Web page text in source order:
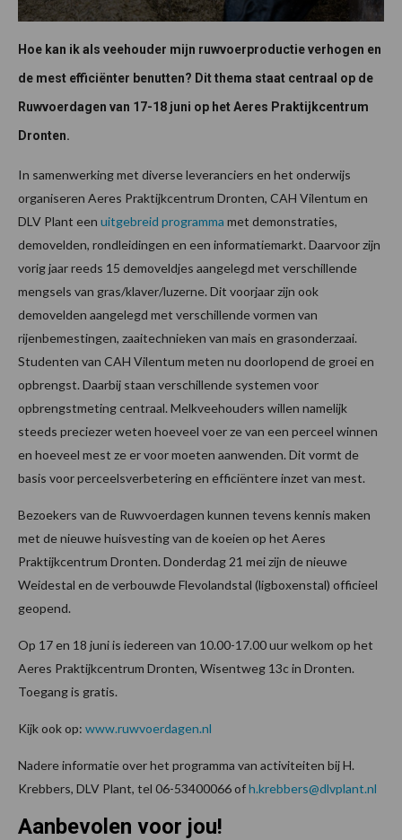
Hoe kan ik als veehouder mijn ruwvoerproductie verhogen en
de mest efficiënter benutten? Dit thema staat centraal op de
Ruwvoerdagen van 17-18 juni op het Aeres Praktijkcentrum
Dronten.
In samenwerking met diverse leveranciers en het onderwijs
organiseren Aeres Praktijkcentrum Dronten, CAH Vilentum en
DLV Plant een uitgebreid programma met demonstraties,
demovelden, rondleidingen en een informatiemarkt. Daarvoor zijn
vorig jaar reeds 15 demoveldjes aangelegd met verschillende
mengsels van gras/klaver/luzerne. Dit voorjaar zijn ook
demovelden aangelegd met verschillende vormen van
rijenbemestingen, zaaitechnieken van mais en grasonderzaai.
Studenten van CAH Vilentum meten nu doorlopend de groei en
opbrengst. Daarbij staan verschillende systemen voor
opbrengstmeting centraal. Melkveehouders willen namelijk
steeds preciezer weten hoeveel voer ze van een perceel winnen
en hoeveel mest ze er voor moeten aanwenden. Dit vormt de
basis voor perceelsverbetering en efficiëntere inzet van mest.
Bezoekers van de Ruwvoerdagen kunnen tevens kennis maken
met de nieuwe huisvesting van de koeien op het Aeres
Praktijkcentrum Dronten. Donderdag 21 mei zijn de nieuwe
Weidestal en de verbouwde Flevolandstal (ligboxenstal) officieel
geopend.
Op 17 en 18 juni is iedereen van 10.00-17.00 uur welkom op het
Aeres Praktijkcentrum Dronten, Wisentweg 13c in Dronten.
Toegang is gratis.
Kijk ook op: www.ruwvoerdagen.nl
Nadere informatie over het programma van activiteiten bij H.
Krebbers, DLV Plant, tel 06-53400066 ofh.krebbers@dlvplant.nl
Aanbevolen voor jou!